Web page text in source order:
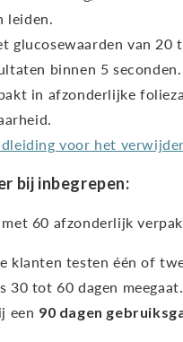
leiden.
glucosewaarden van
binnen 5 seconden.
in afzonderlijke
voor het
bij inbegrepen:
met 60 afzonderlijk
klanten testen één of
30 tot 60 dagen
een 90 dagen